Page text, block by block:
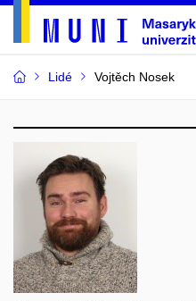
Lidé Vojtěch Nosek